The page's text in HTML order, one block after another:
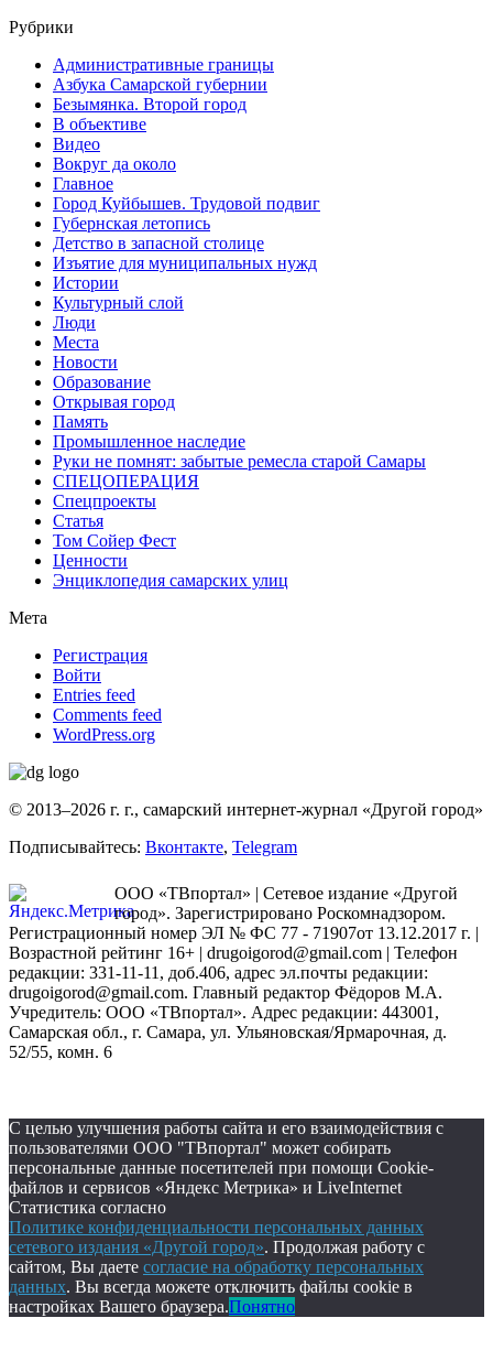
Рубрики
Административные границы
Азбука Самарской губернии
Безымянка. Второй город
В объективе
Видео
Вокруг да около
Главное
Город Куйбышев. Трудовой подвиг
Губернская летопись
Детство в запасной столице
Изъятие для муниципальных нужд
Истории
Культурный слой
Люди
Места
Новости
Образование
Открывая город
Память
Промышленное наследие
Руки не помнят: забытые ремесла старой Самары
СПЕЦОПЕРАЦИЯ
Спецпроекты
Статья
Том Сойер Фест
Ценности
Энциклопедия самарских улиц
Мета
Регистрация
Войти
Entries feed
Comments feed
WordPress.org
© 2013–2026 г. г., самарский интернет-журнал «Другой город»
Подписывайтесь: Вконтакте, Telegram
ООО «ТВпортал» | Сетевое издание «Другой
город». Зарегистрировано Роскомнадзором.
Регистрационный номер ЭЛ № ФС 77 - 71907от 13.12.2017 г. |
Возрастной рейтинг 16+ | drugoigorod@gmail.com | Телефон
редакции: 331-11-11, доб.406, адрес эл.почты редакции:
drugoigorod@gmail.com. Главный редактор Фёдоров М.А.
Учредитель: ООО «ТВпортал». Адрес редакции: 443001,
Самарская обл., г. Самара, ул. Ульяновская/Ярмарочная, д.
52/55, комн. 6
С целью улучшения работы сайта и его взаимодействия с
пользователями ООО "ТВпортал" может собирать
персональные данные посетителей при помощи Cookie-
файлов и сервисов «Яндекс Метрика» и LiveInternet
Статистика согласно
Политике конфиденциальности персональных данных
сетевого издания «Другой город». Продолжая работу с
сайтом, Вы даете согласие на обработку персональных
данных. Вы всегда можете отключить файлы cookie в
настройках Вашего браузера.Понятно